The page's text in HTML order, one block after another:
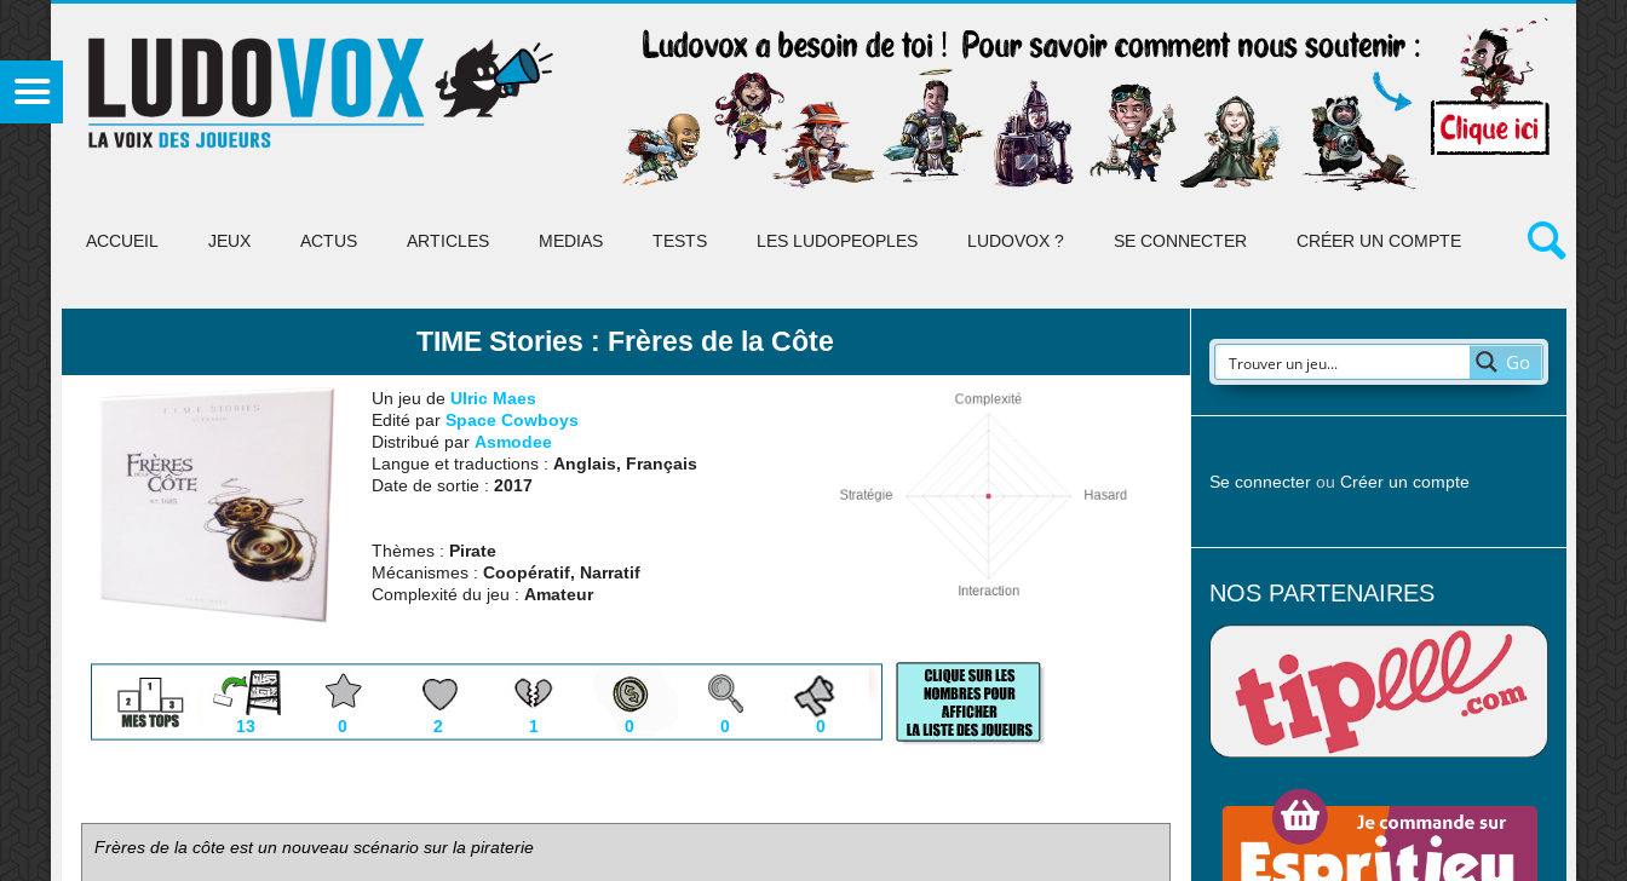
ACCUEIL JEUX ACTUS ARTICLES MEDIAS TESTS LES LUDOPEOPLES LUDOVOX ? SE CONNECTER CRÉER UN COMPTE
TIME Stories : Frères de la Côte
Un jeu de Ulric Maes
Edité par Space Cowboys
Distribué par Asmodee
Langue et traductions : Anglais, Français
Date de sortie : 2017
Thèmes : Pirate
Mécanismes : Coopératif, Narratif
Complexité du jeu : Amateur
13 0 2 1 0 0 0
Frères de la côte est un nouveau scénario sur la piraterie
Go
Se connecterou Créer un compte
NOS PARTENAIRES